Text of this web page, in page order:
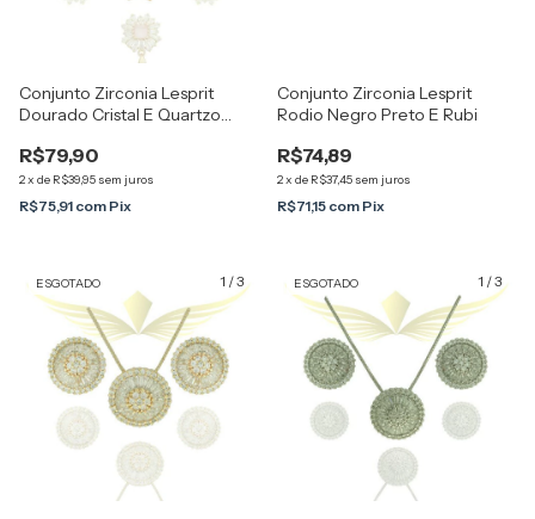
Conjunto Zirconia Lesprit
Dourado Cristal E Quartzo
R$79,90
2x de R$39,95 sem juros
R$75,91 com Pix
Conjunto Zirconia Lesprit
Rodio Negro Preto E Rubi
R$74,89
2x de R$37,45 sem juros
R$71,15 com Pix
1 /3
ESGOTADO 1 /3
ESGOTADO